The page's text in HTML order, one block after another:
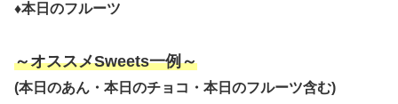
♦本日のフルーツ
～オススメSweets一例～
(本日のあん・本日のチョコ・本日のフルーツ含む)